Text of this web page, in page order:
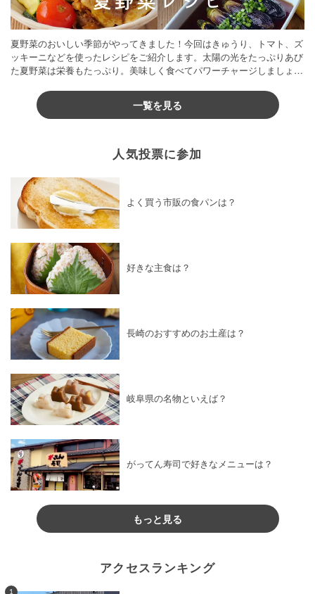
夏野菜のおいしい季節がやってきました！今回はきゅうり、トマト、ズ
ッキーニなどを使ったレシピをご紹介します。太陽の光をたっぷりあび
た夏野菜は栄養もたっぷり。美味しく食べてパワーチャージしましょう
一覧を見る
人気投票に参加
よく買う市販の食パンは？
好きな主食は？
長崎のおすすめのお土産は？
岐阜県の名物といえば？
がってん寿司で好きなメニューは？
もっと見る
アクセスランキング
1